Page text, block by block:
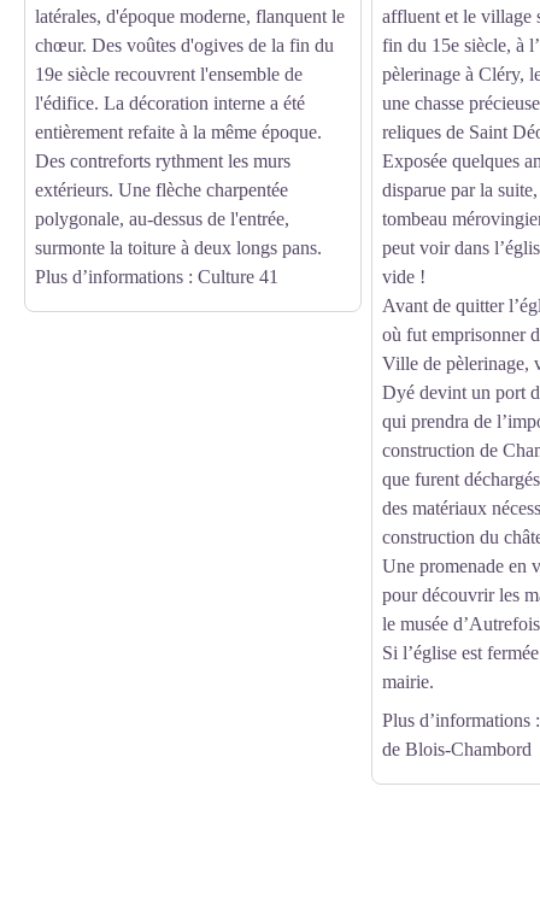
latérales, d'époque moderne, flanquent le
chœur. Des voûtes d'ogives de la fin du
19e siècle recouvrent l'ensemble de
l'édifice. La décoration interne a été
entièrement refaite à la même époque.
Des contreforts rythment les murs
extérieurs. Une flèche charpentée
polygonale, au-dessus de l'entrée,
surmonte la toiture à deux longs pans.
Plus d’informations : Culture 41
affluent et le village
fin du 15e siècle, à
pèlerinage à Cléry,
une chasse
reliques de Saint
Exposée quelques
disparue par la
tombeau
peut voir dans
vide !
Avant de quitter
où fut emprisonner
Ville de pèlerinage,
Dyé devint un port
qui prendra de
construction de
que furent
des matériaux
construction du
Une promenade en
pour découvrir les
le musée
Si l’église est
mairie.
Plus d’informations
de Blois-Chambord